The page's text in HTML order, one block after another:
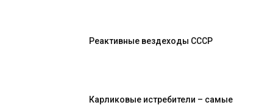
Реактивные вездеходы СССР
Карликовые истребители – самые